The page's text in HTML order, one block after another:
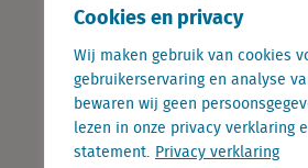
Cookies en privacy
Wij maken gebruik van cookies
gebruikerservaring en analyse
bewaren wij geen
lezen in onze privacy verklaring
statement. Privacy verklaring